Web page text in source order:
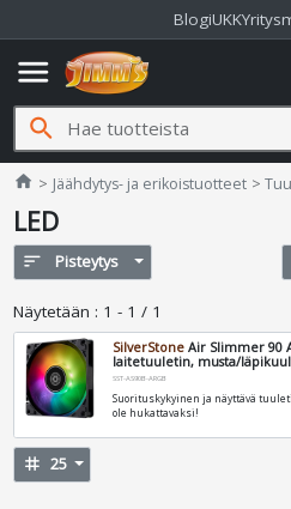
BlogiUKK
menu
search
home Jimms.fi
Jäähdytys- ja erikoistuotteet
LED
sort Pisteytys
Näytetään : 1 - 1 / 1
SilverStone Air Slimmer 90
laitetuuletin, musta/
SST-AS90B-ARGB
Suorituskykyinen ja näyttävä
ole hukattavaksi!
tag 25